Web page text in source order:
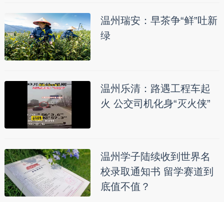
温州瑞安：早茶争“鲜”吐新
绿
温州乐清：路遇工程车起
火 公交司机化身“灭火侠”
温州学子陆续收到世界名
校录取通知书 留学赛道到
底值不值？